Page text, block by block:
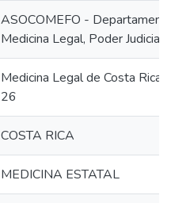
ASOCOMEFO -
Medicina Legal, Poder Judicial,
Medicina Legal de Costa
26
COSTA RICA
MEDICINA ESTATAL